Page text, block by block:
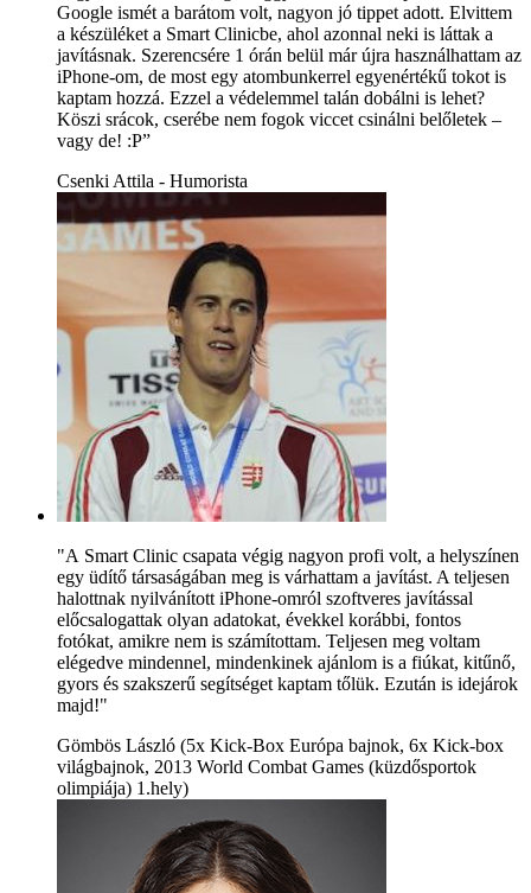
Google ismét a barátom volt, nagyon jó tippet adott. Elvittem
a készüléket a Smart Clinicbe, ahol azonnal neki is láttak a
javításnak. Szerencsére 1 órán belül már újra használhattam az
iPhone-om, de most egy atombunkerrel egyenértékű tokot is
kaptam hozzá. Ezzel a védelemmel talán dobálni is lehet?
Köszi srácok, cserébe nem fogok viccet csinálni belőletek –
vagy de! :P”
Csenki Attila - Humorista
"A Smart Clinic csapata végig nagyon profi volt, a helyszínen
egy üdítő társaságában meg is várhattam a javítást. A teljesen
halottnak nyilvánított iPhone-omról szoftveres javítással
előcsalogattak olyan adatokat, évekkel korábbi, fontos
fotókat, amikre nem is számítottam. Teljesen meg voltam
elégedve mindennel, mindenkinek ajánlom is a fiúkat, kitűnő,
gyors és szakszerű segítséget kaptam tőlük. Ezután is idejárok
majd!"
Gömbös László (5x Kick-Box Európa bajnok, 6x Kick-box
világbajnok, 2013 World Combat Games (küzdősportok
olimpiája) 1.hely)